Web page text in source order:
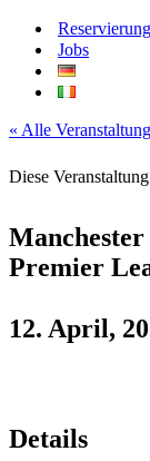
Reservierung
Jobs
« Alle
Diese
Premier
12. April,
Details